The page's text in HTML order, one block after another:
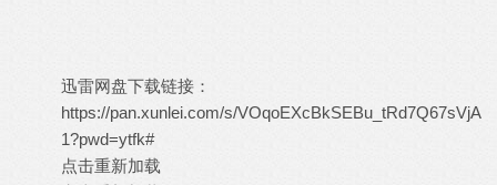
迅雷网盘下载链接：
https://pan.xunlei.com/s/VOqoEXcBkSEBu_tRd7Q67sVjA
1?pwd=ytfk#
点击重新加载